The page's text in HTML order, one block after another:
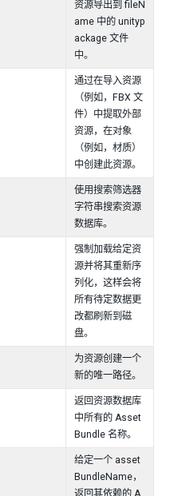
资源导出到 fileN
ame 中的 unityp
ackage 文件
中。
通过在导入资源
（例如，FBX 文
件）中提取外部
资源，在对象
（例如，材质）
中创建此资源。
使用搜索筛选器
字符串搜索资源
数据库。
强制加载给定资
源并将其重新序
列化，这样会将
所有待定数据更
改都刷新到磁
盘。
为资源创建一个
新的唯一路径。
返回资源数据库
中所有的 Asset
Bundle 名称。
给定一个 asset
BundleName，
返回其依赖的 A